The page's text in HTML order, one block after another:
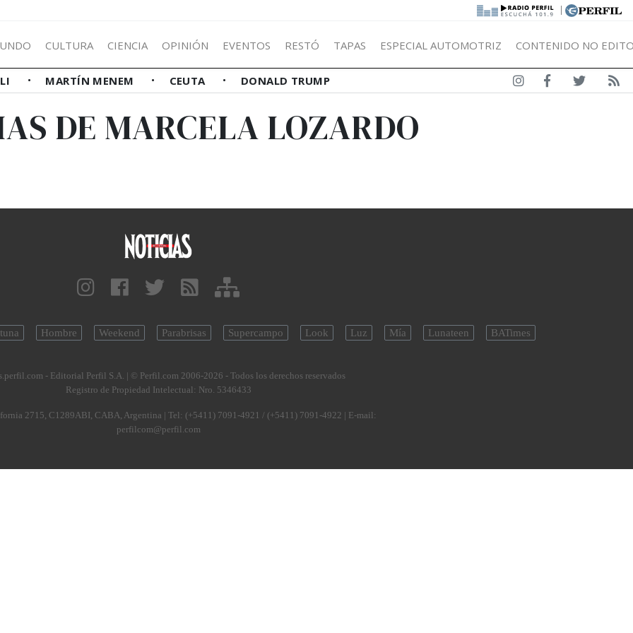
|
CULTURA CIENCIA OPINIÓN EVENTOS RESTÓ TAPAS ESPECIAL AUTOMOTRIZ CONTENIDO NO
MARTÍN MENEM CEUTA DONALD TRUMP
DE MARCELA LOZARDO
Hombre Weekend Parabrisas Supercampo Look Luz Mía Lunateen BATimes
- Editorial Perfil S.A. | © Perfil.com 2006-2026 - Todos los derechos reservados
Registro de Propiedad Intelectual: Nro. 5346433
2715, C1289ABI, CABA, Argentina | Tel: (+5411) 7091-4921 / (+5411) 7091-4922 | E-mail:
perfilcom@perfil.com